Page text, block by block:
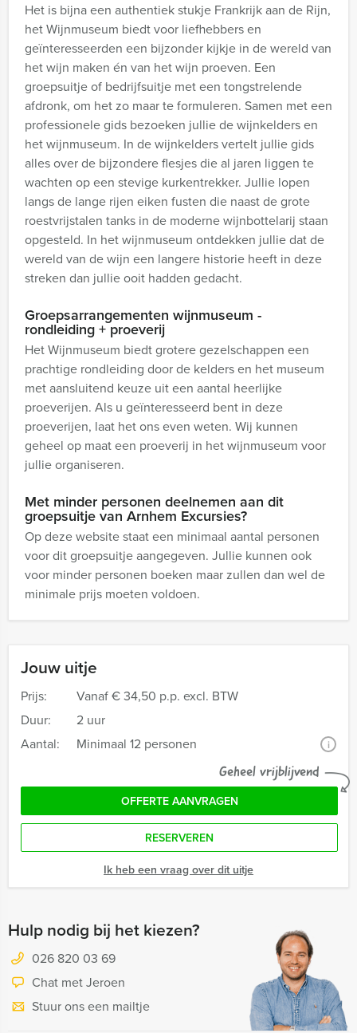
Jouw uitje
Prijs: Vanaf€ 34,50 p.p. excl. BTW
Duur:
2 uur
Aantal:
Minimaal 12 personen i
Geheel vrijblijvend
OFFERTE AANVRAGEN
RESERVEREN
Ik heb een vraag over dit uitje
Hulp nodig bij het kiezen?
026 820 03 69
Chat met Jeroen
Stuur ons een mailtje
Het is bijna een authentiek stukje Frankrijk aan de Rijn,
het Wijnmuseum biedt voor liefhebbers en
geïnteresseerden een bijzonder kijkje in de wereld van
het wijn maken én van het wijn proeven. Een
groepsuitje of bedrijfsuitje met een tongstrelende
afdronk, om het zo maar te formuleren. Samen met een
professionele gids bezoeken jullie de wijnkelders en
het wijnmuseum. In de wijnkelders vertelt jullie gids
alles over de bijzondere flesjes die al jaren liggen te
wachten op een stevige kurkentrekker. Jullie lopen
langs de lange rijen eiken fusten die naast de grote
roestvrijstalen tanks in de moderne wijnbottelarij staan
opgesteld. In het wijnmuseum ontdekken jullie dat de
wereld van de wijn een langere historie heeft in deze
streken dan jullie ooit hadden gedacht.
Groepsarrangementen wijnmuseum -
rondleiding + proeverij
Het Wijnmuseum biedt grotere gezelschappen een
prachtige rondleiding door de kelders en het museum
met aansluitend keuze uit een aantal heerlijke
proeverijen. Als u geïnteresseerd bent in deze
proeverijen, laat het ons even weten. Wij kunnen
geheel op maat een proeverij in het wijnmuseum voor
jullie organiseren.
Met minder personen deelnemen aan dit
groepsuitje van Arnhem Excursies?
Op deze website staat een minimaal aantal personen
voor dit groepsuitje aangegeven. Jullie kunnen ook
voor minder personen boeken maar zullen dan wel de
minimale prijs moeten voldoen.